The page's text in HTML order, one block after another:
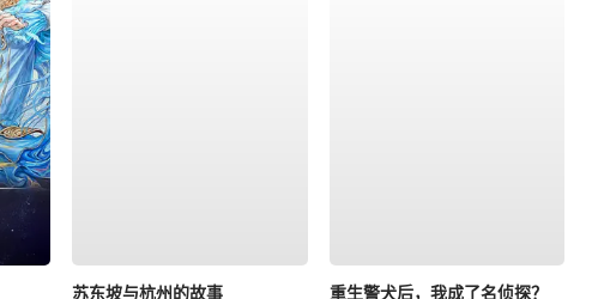
苏东坡与杭州的故事
重生警犬后，我成了名侦探？